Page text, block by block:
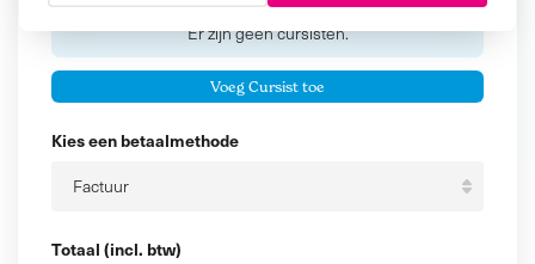
Voornaam
Tussenvoegsel
Er zijn geencursisten.
Voeg Cursist toe
Kies een betaalmethode
Totaal (incl. btw)